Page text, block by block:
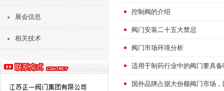
展会信息
相关技术
控制阀的介绍
阀门安装二十五大禁忌
阀门市场环境分析
适用于制药行业中的阀门要具
国外品牌占据大份额阀门市场